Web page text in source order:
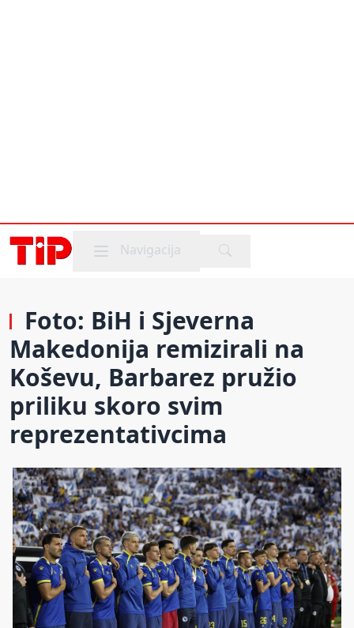
Mobile menu
Navigacija
Foto: BiH i Sjeverna
Makedonija remizirali na
Koševu, Barbarez pružio
priliku skoro svim
reprezentativcima